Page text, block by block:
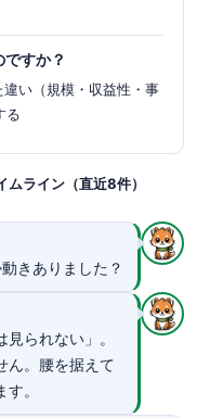
すか？
い（規模・収益性・事
る
ライン（直近8件）
きありました？
られない」。
ん。腰を据えて
。